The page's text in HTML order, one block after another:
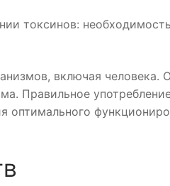
токсинов:
включая человека.
Правильное
оптимального